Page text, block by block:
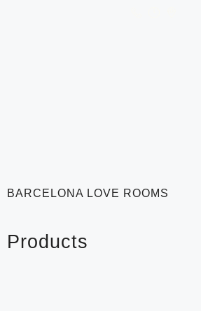
BARCELONA LOVE ROOMS
Products